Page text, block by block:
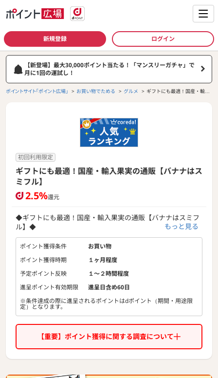
新規登録 ログイン
【新登場】最大30,000ポイント当たる！「マンスリーガチャ」で
月に1回の運試し！
ポイントサイト「ポイント広場」 お買い物でためる グルメ
ギフトにも最適！国産・輸入
初回利用限定
ギフトにも最適！国産・輸入果実の通販【バナナはス
ミフル】
2.5%還元
◆ギフトにも最適！国産・輸入果実の通販【バナナはスミフ
ル】◆
1)バナナの王様 甘熟王でおなじみのスミフルが運営する公式
スミフルから、自然の力と生産者のみなさんの力によって育
てられた、
輸入・国産のとびきり美味しいフルーツをお届けします。
2)スミフルの管理農園にて生産した輸入果実！
バナナやパイナップルなど、主にフィリピンの管理農園にて
栽培、生産された果実を皆様へお届けします。
3)旬の果実を産地直送！
いちご、湘南ゴールド、富良野メロン、桃、シャインマスカ
もっと見る
ポイント獲得条件
お買い物
ポイント獲得時期
１ヶ月程度
予定ポイント反映
１〜２時間程度
進呈ポイント有効期限
進呈日含め60日
※条件達成の際に進呈されるポイントはdポイント（期間・用途限
定）となります。
【重要】ポイント獲得に関する調査について